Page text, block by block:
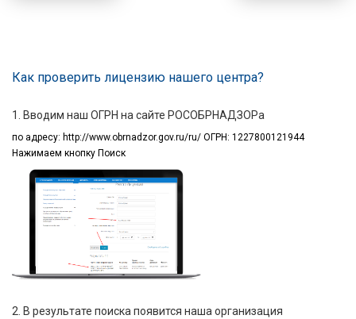
Как проверить лицензию нашего центра?
1. Вводим наш ОГРН на сайте РОСОБРНАДЗОРа
по адресу: http://www.obrnadzor.gov.ru/ru/ ОГРН: 1227800121944
Нажимаем кнопку Поиск
2. В результате поиска появится наша организация